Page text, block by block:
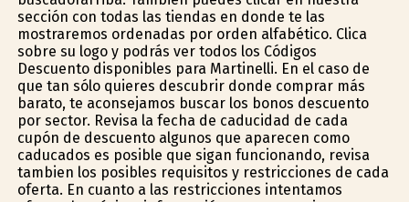
sección con todas las tiendas en donde te las
mostraremos ordenadas por orden alfabético. Clica
sobre su logo y podrás ver todos los Códigos
Descuento disponibles para Martinelli. En el caso de
que tan sólo quieres descubrir donde comprar más
barato, te aconsejamos buscar los bonos descuento
por sector. Revisa la fecha de caducidad de cada
cupón de descuento algunos que aparecen como
caducados es posible que sigan funcionando, revisa
tambien los posibles requisitos y restricciones de cada
oferta. En cuanto a las restricciones intentamos